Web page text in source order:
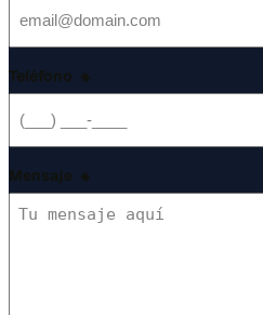
Teléfono *
Mensaje *